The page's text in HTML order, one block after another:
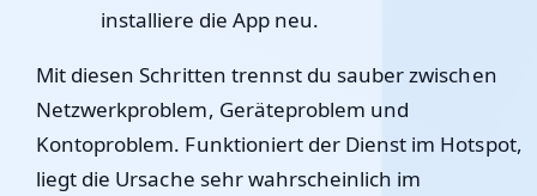
installiere die App neu.
Mit diesen Schritten trennst du sauber zwischen
Netzwerkproblem, Geräteproblem und
Kontoproblem. Funktioniert der Dienst im Hotspot,
liegt die Ursache sehr wahrscheinlich im